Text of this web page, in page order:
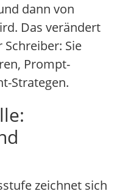
dann von
Das verändert
Sie
Prompt-
Strategen.
zeichnet sich